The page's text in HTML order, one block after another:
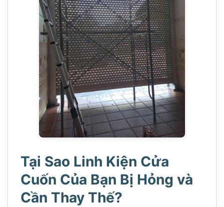
Tại Sao Linh Kiện Cửa
Cuốn Của Bạn Bị Hỏng và
Cần Thay Thế?